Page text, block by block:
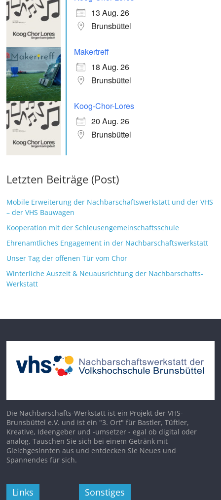
13 Aug. 26
Brunsbüttel
Makertreff
18 Aug. 26
Brunsbüttel
Koog-Chor-Lores
20 Aug. 26
Brunsbüttel
Letzten Beiträge (Post)
Mobile Erweiterung der Nachbarschaftswerkstatt und der VHS
– der VHS Bauwagen
Kooperation mit der Schleusengemeinschaftsschule
Ehrenamtliches Engagement in der Nachbarschaftswerkstatt
Unser Tag der offenen Tür vom Chor
Winterliche Auszeit & Neuausrichtung der Nachbarschafts-
Werkstatt
Die Nachbarschafts-Werkstatt ist ein Projekt der VHS-
Brunsbüttel e.V. und ist ein "3. Ort" für Bastler, Tüftler,
Kreative, Ideengeber und -umsetzer - egal ob digital oder
analog. Tauschen Sie sich bei einem Getränk mit
Gleichgesinnten aus und entdecken Sie Neues und
Spannendes für sich.
Links Sonstiges